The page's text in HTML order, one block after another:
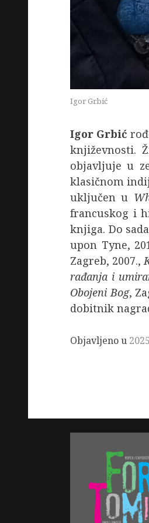
Igor Grbić
Igor Grbić
književnosti.
objavljuje u
klasičnom
uključen u
francuskog i
knjiga. Do
upon Tyne,
Zagreb, 2007.,
rađanja i
Obojeni Bog,
dobitnik
Objavljeno u